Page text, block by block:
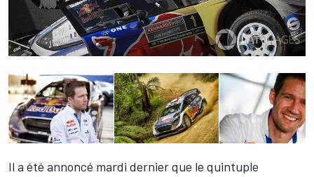
Il a été annoncé mardi dernier que le quintuple